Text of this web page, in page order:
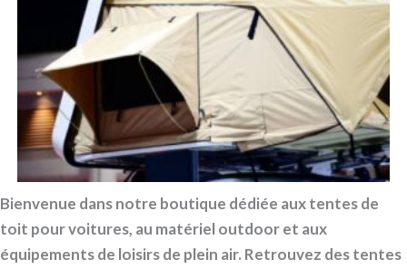
Bienvenue dans notre boutique dédiée aux tentes de
toit pour voitures, au matériel outdoor et aux
équipements de loisirs de plein air. Retrouvez des tentes